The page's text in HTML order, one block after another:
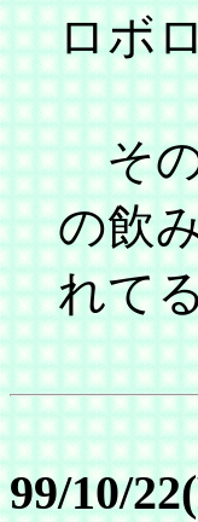
ロボ
その
の飲
れて
99/10/